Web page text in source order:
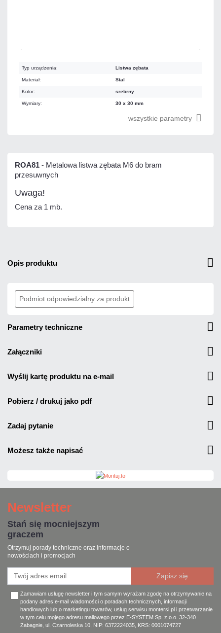
Typ urządzenia: Listwa zębata
Materiał: Stal
Kolor: srebrny
Wymiary: 30 x 30 mm
wszystkie parametry
ROA81 - Metalowa listwa zębata M6 do bram
przesuwnych
Uwaga!
Cena za 1 mb.
opis produktu
Podmiot odpowiedzialny za produkt
parametry techniczne
załączniki
wyślij kartę produktu na e-mail
pobierz / drukuj jako pdf
zadaj pytanie
możesz także napisać
Newsletter
Stań się mocniejszym
graczem
Otrzymuj porady techniczne oraz informacje o
nowościach i promocjach
Zamawiam usługę newsletter i tym samym wyrażam zgodę na otrzymywanie na
podany adres e-mail wiadomości o poradach technicznych, informacji
handlowych lub o marketingu towarów, usług serwisu montersi.pl i przetwarzanie
w tym celu mojego adresu mailowego przez E-SYSTEM Sp. z o.o. 32-340
Zabagnie, ul. Czarnoleska 10, NIP: 6372224035, KRS: 0001074727